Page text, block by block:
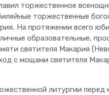
торжественное
торжественные
. На протяжении всего
образовательные,
святителя Макария
с мощами святителя
литургии перед